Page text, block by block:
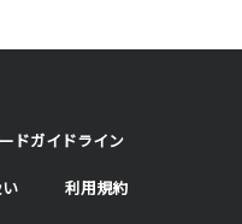
ドガイドライン
利用規約